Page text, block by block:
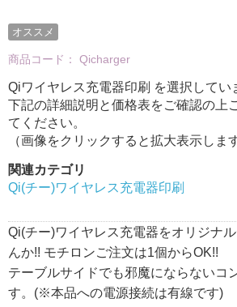
オススメ
商品コード： Qicharger
Qiワイヤレス充電器印刷 を選択してい
下記の詳細説明と価格表をご確認の上
てください。
（画像をクリックすると拡大表示しま
関連カテゴリ
Qi(チー)ワイヤレス充電器印刷
Qi(チー)ワイヤレス充電器をオリジナ
んか!! モチロンご注文は1個からOK!!
テーブルサイドでも邪魔にならないコ
す。(※本品への電源接続は有線です)